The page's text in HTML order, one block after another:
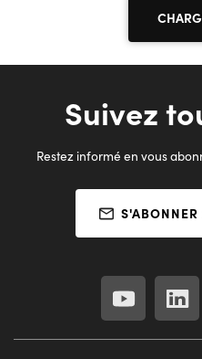
demandeurs d'emploi vers
levée des freins
Suivez
Restez informé en vous